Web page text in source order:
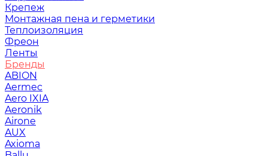
Крепеж
Монтажная пена и герметики
Теплоизоляция
Фреон
Ленты
Бренды
ABION
Aermec
Aero IXIA
Aeronik
Airone
AUX
Axioma